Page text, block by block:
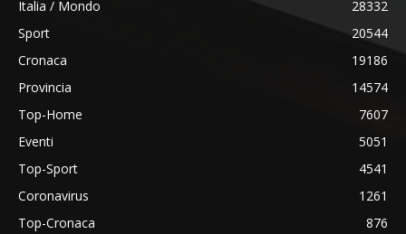
Italia / Mondo
28332
Sport
20544
Cronaca
19186
Provincia
14574
Top-Home
7607
Eventi
5051
Top-Sport
4541
Coronavirus
1261
Top-Cronaca
876